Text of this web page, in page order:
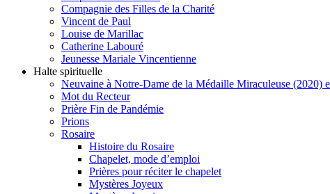
Compagnie des Filles de la Charité
Vincent de Paul
Louise de Marillac
Catherine Labouré
Jeunesse Mariale Vincentienne
Halte spirituelle
Neuvaine à Notre-Dame de la Médaille Miraculeuse (2020)
Mot du Recteur
Prière Fin de Pandémie
Prions
Rosaire
Histoire du Rosaire
Chapelet, mode d’emploi
Prières pour réciter le chapelet
Mystères Joyeux